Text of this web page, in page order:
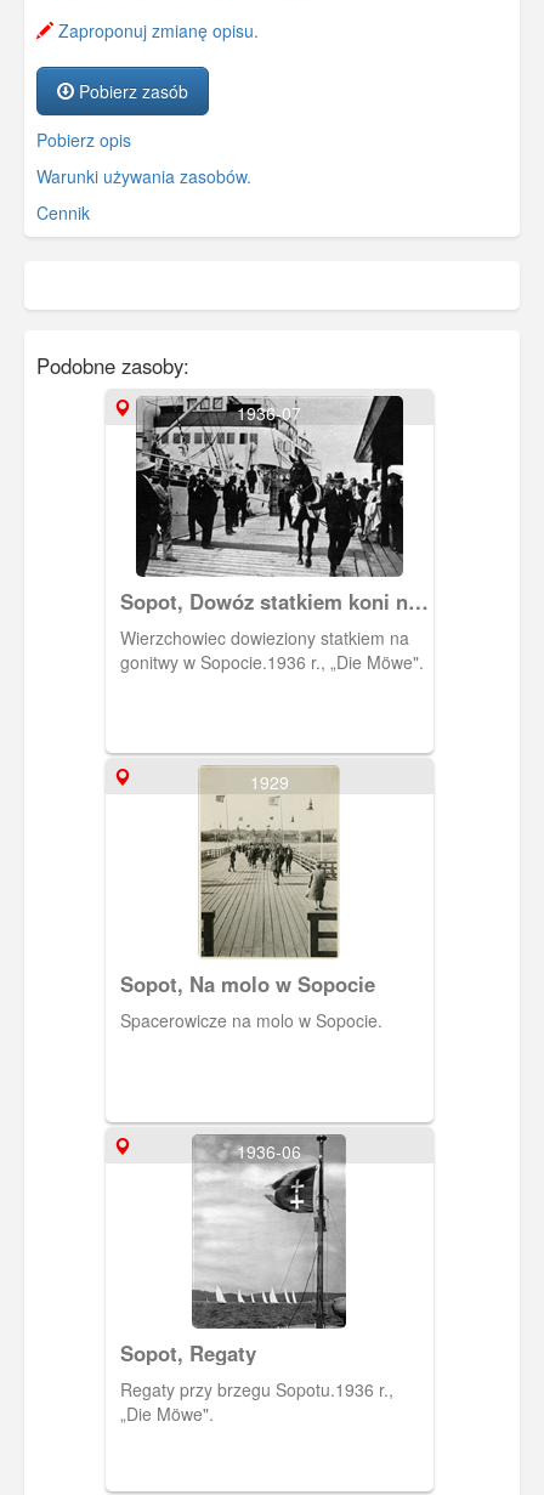
Zaproponuj zmianę opisu.
Pobierz zasób
Pobierz opis
Warunki używania zasobów.
Cennik
Podobne zasoby:
1936-07
Sopot, Dowóz statkiem koni na
gonitwy
Wierzchowiec dowieziony statkiem na
gonitwy w Sopocie.1936 r., „Die Möwe".
1929
Sopot, Na molo w Sopocie
Spacerowicze na molo w Sopocie.
1936-06
Sopot, Regaty
Regaty przy brzegu Sopotu.1936 r.,
„Die Möwe".